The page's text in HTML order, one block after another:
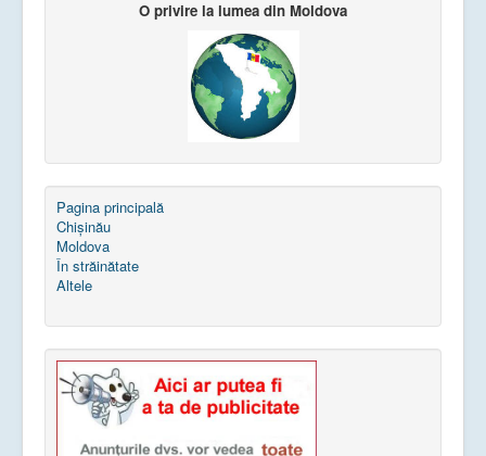
O privire la lumea din Moldova
Pagina principală
Chișinău
Moldova
În străinătate
Altele